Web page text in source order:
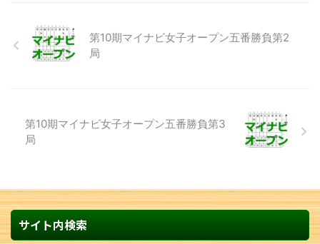
第10期マイナビ女子オープン五番勝負第2
局
第10期マイナビ女子オープン五番勝負第3
局
サイト内検索